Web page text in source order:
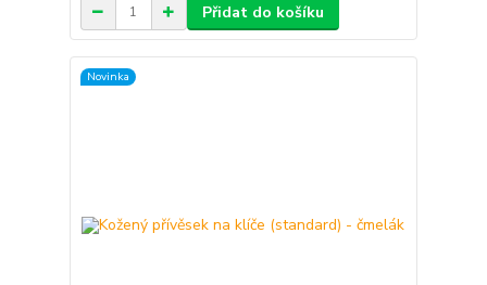
Přidat do košíku
Novinka